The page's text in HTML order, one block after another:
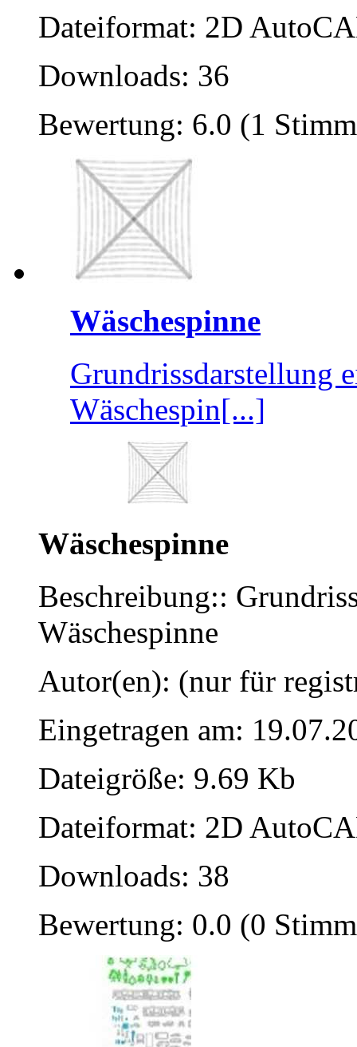
Dateiformat: 2D
Downloads: 36
Bewertung: 6.0 (1
Wäschespinne
Grundrissdarstellung
Wäschespin[...]
Wäschespinne
Beschreibung::
Wäschespinne
Autor(en): (nur für
Eingetragen am:
Dateigröße: 9.69 Kb
Dateiformat: 2D
Downloads: 38
Bewertung: 0.0 (0